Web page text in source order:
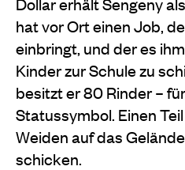
hat vor Ort einen Job,
einbringt, und der es
Kinder zur Schule zu
besitzt er 80 Rinder –
Statussymbol. Einen
Weiden auf das
schicken.